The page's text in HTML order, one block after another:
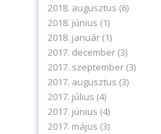
2018. augusztus (6)
2018. június (1)
2018. január(1)
2017. december(3)
2017. szeptember(3)
2017. augusztus (3)
2017. július (4)
2017. június (4)
2017. május (3)